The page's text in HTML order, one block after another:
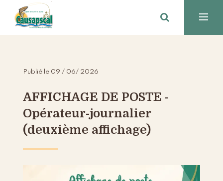
Publié le 09 / 06/ 2026
AFFICHAGE DE POSTE -
Opérateur-journalier
(deuxième affichage)